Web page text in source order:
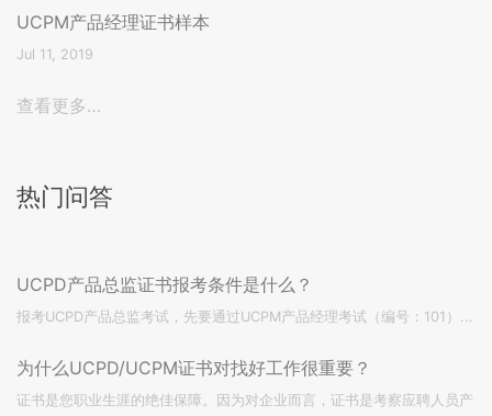
UCPM产品经理证书样本
Jul 11, 2019
查看更多…
热门问答
UCPD产品总监证书报考条件是什么？
报考UCPD产品总监考试，先要通过UCPM产品经理考试（编号：101）...
为什么UCPD/UCPM证书对找好工作很重要？
证书是您职业生涯的绝佳保障。因为对企业而言，证书是考察应聘人员产